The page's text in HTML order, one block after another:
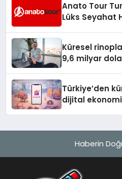
Anato Tour
Lüks Seyahat
Küresel
9,6 milyar
Türkiye’den
dijital
Haberin